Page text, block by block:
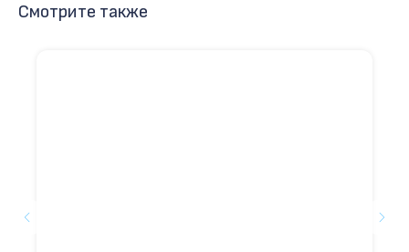
Смотрите также